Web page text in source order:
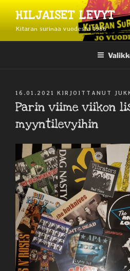
sisältöönHILJAISET LEVYT
Kitaran surinaa vuodesta 1986
JULKAISTU
16.01.2021 KIRJOITTANUT
Parin viime viikon
myyntilevyihin